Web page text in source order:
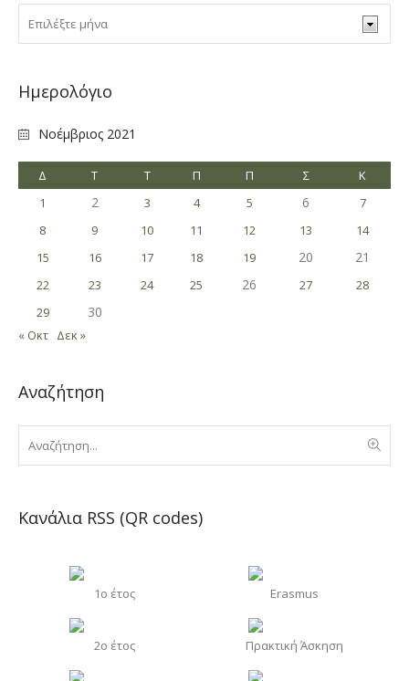
Ημερολόγιο
Νοέμβριος 2021
Δ Τ Τ Π Π Σ
Κ
1
2 3 4 5 6
7
8
9 10 11 12 13
14
15
16 17 18 19 20 21
22 23 24 25 26 27
28
29
30
« Οκτ Δεκ »
Αναζήτηση
Κανάλια RSS (QR codes)
1o έτος Erasmus
2o έτος Πρακτική Άσκηση